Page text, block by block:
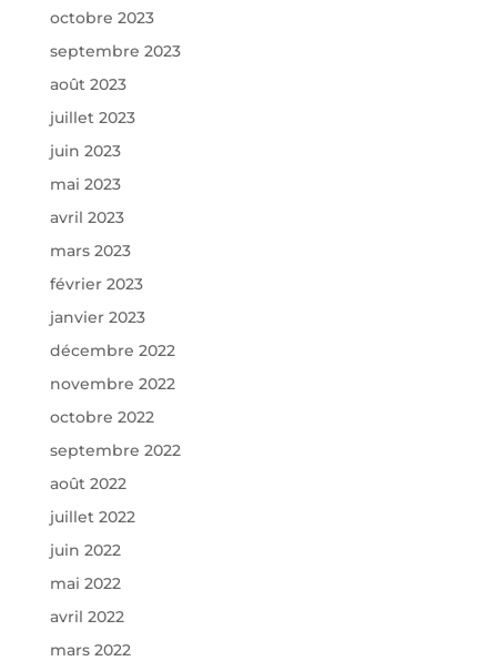
octobre 2023
septembre 2023
août 2023
juillet 2023
juin 2023
mai 2023
avril 2023
mars 2023
février 2023
janvier 2023
décembre 2022
novembre 2022
octobre 2022
septembre 2022
août 2022
juillet 2022
juin 2022
mai 2022
avril 2022
mars 2022